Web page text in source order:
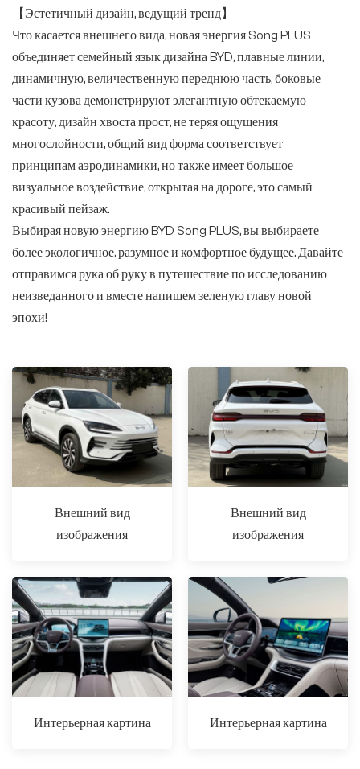
【Эстетичный дизайн, ведущий тренд】
Что касается внешнего вида, новая энергия Song PLUS
объединяет семейный язык дизайна BYD, плавные линии,
динамичную, величественную переднюю часть, боковые
части кузова демонстрируют элегантную обтекаемую
красоту, дизайн хвоста прост, не теряя ощущения
многослойности, общий вид форма соответствует
принципам аэродинамики, но также имеет большое
визуальное воздействие, открытая на дороге, это самый
красивый пейзаж.
Выбирая новую энергию BYD Song PLUS, вы выбираете
более экологичное, разумное и комфортное будущее. Давайте
отправимся рука об руку в путешествие по исследованию
неизведанного и вместе напишем зеленую главу новой
эпохи!
Внешний вид
изображения
Внешний вид
изображения
Интерьерная картина Интерьерная картина